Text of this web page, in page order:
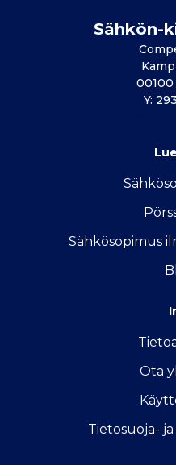
Sähkön-
Y:
Sähkösopimus
Ota
Tietosuoja-